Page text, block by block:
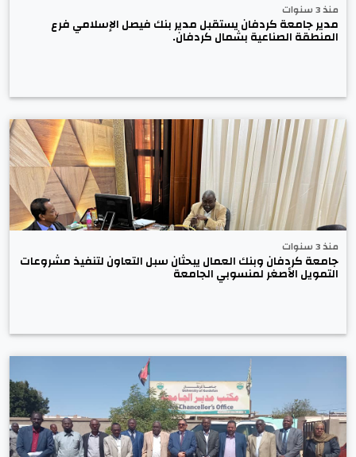
منذ 3 سنوات
مدير جامعة كردفان يستقبل مدير بنك فيصل الإسلامي فرع
المنطقة الصناعية بشمال كردفان.
منذ 3 سنوات
جامعة كردفان وبنك العمال يبحثان سبل التعاون لتنفيذ مشروعات
التمويل الأصغر لمنسوبي الجامعة